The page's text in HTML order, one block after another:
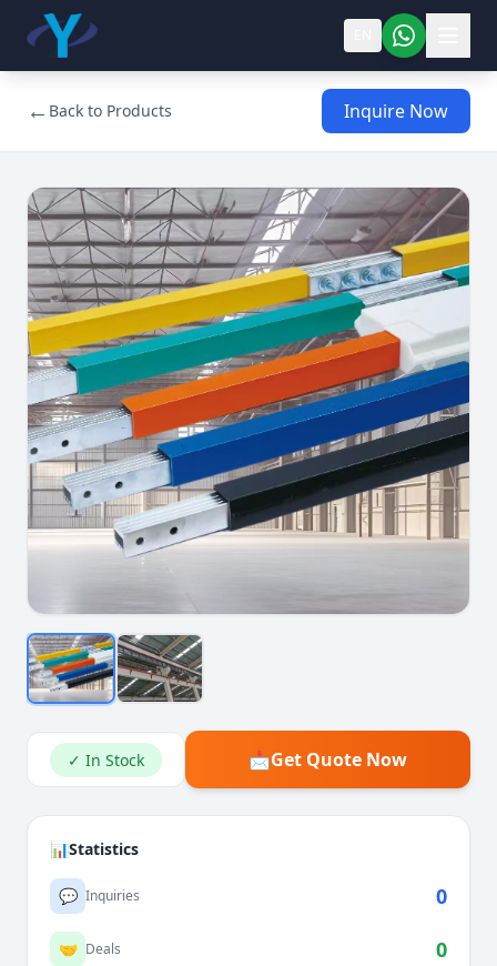
← Back to Products Inquire Now
✓ In Stock 📩Get Quote Now
📊Statistics
💬 Inquiries 0
🤝 Deals 0